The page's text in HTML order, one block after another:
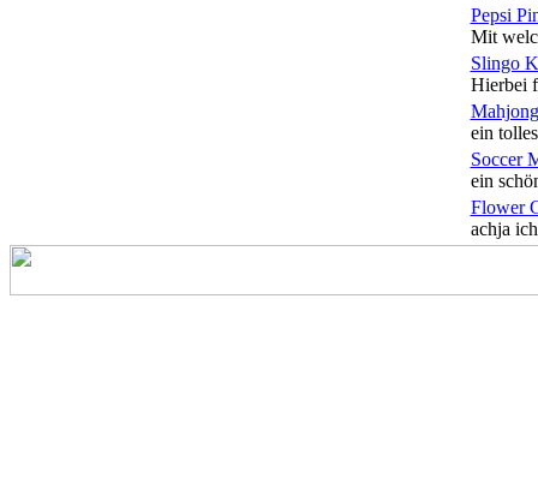
Pepsi
Mit
Slingo
Hierbei
ein
Soccer
ein
Flower
achja